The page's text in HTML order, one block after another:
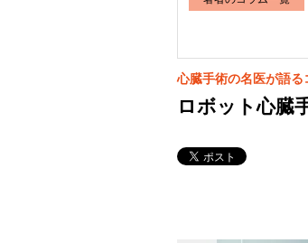
心臓手術の名医が語
ロボット心臓